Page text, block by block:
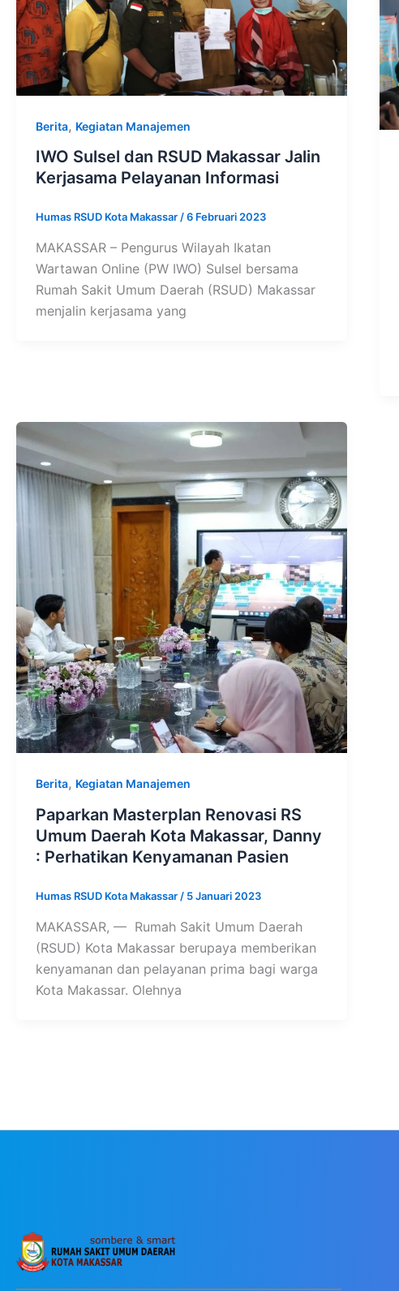
Berita, Kegiatan Manajemen
IWO Sulsel dan RSUD Makassar Jalin
Kerjasama Pelayanan Informasi
Humas RSUD Kota Makassar/6 Februari 2023
MAKASSAR – Pengurus Wilayah Ikatan
Wartawan Online (PW IWO) Sulsel bersama
Rumah Sakit Umum Daerah (RSUD) Makassar
menjalin kerjasama yang
Berita, Kegiatan Manajemen
Paparkan Masterplan Renovasi RS
Umum Daerah Kota Makassar, Danny
: Perhatikan Kenyamanan Pasien
Humas RSUD Kota Makassar / 5 Januari 2023
MAKASSAR, — Rumah Sakit Umum Daerah
(RSUD) Kota Makassar berupaya memberikan
kenyamanan dan pelayanan prima bagi warga
Kota Makassar. Olehnya